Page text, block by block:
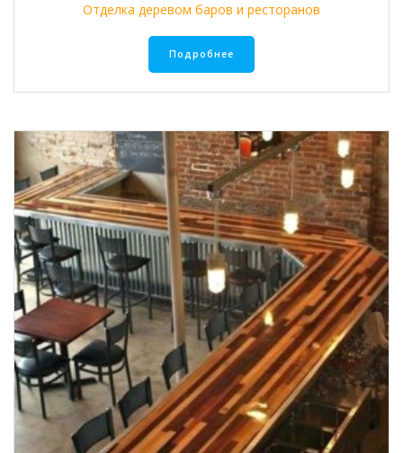
Отделка деревом баров и ресторанов
Подробнее